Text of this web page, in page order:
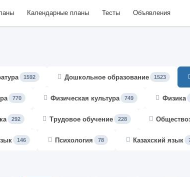
Календарные планы Тесты Объявления
1592 Дошкольное образование 1523
770 Физическая культура 749 Физика
292 Трудовое обучение 228
146 Психология 78 Казахский язык